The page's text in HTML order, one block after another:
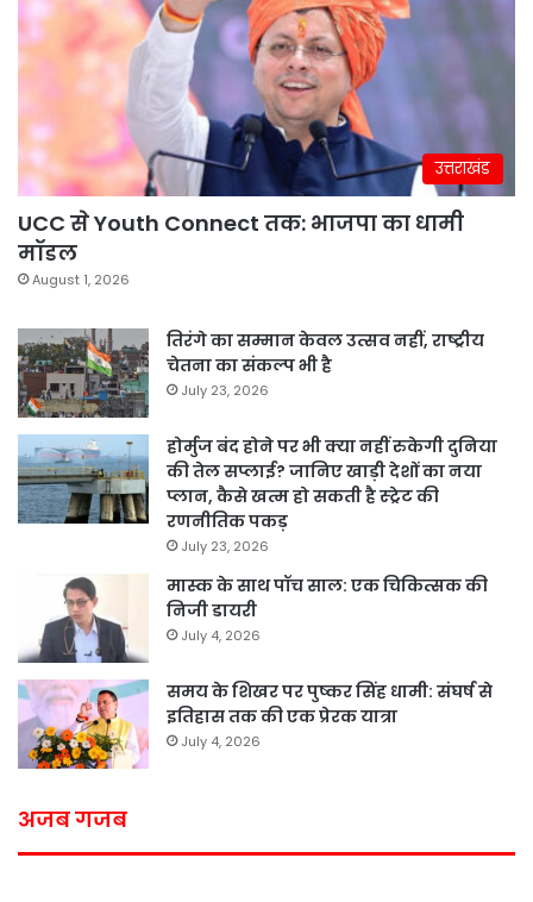
उत्तराखंड
UCC से Youth Connect तक: भाजपा का धामी
मॉडल
August 1, 2026
तिरंगे का सम्मान केवल उत्सव नहीं, राष्ट्रीय
चेतना का संकल्प भी है
July 23, 2026
होर्मुज बंद होने पर भी क्या नहीं रुकेगी दुनिया
की तेल सप्लाई? जानिए खाड़ी देशों का नया
प्लान, कैसे खत्म हो सकती है स्ट्रेट की
रणनीतिक पकड़
July 23, 2026
मास्क के साथ पॉच साल: एक चिकित्सक की
निजी डायरी
July 4, 2026
समय के शिखर पर पुष्कर सिंह धामी: संघर्ष से
इतिहास तक की एक प्रेरक यात्रा
July 4, 2026
अजब गजब